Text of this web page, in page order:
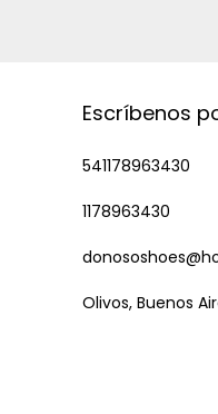
Escríbenos
541178963430
1178963430
Olivos, Buenos